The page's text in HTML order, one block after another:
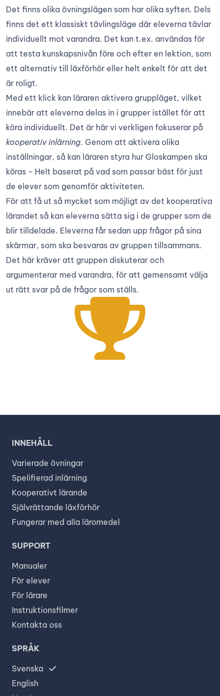
Det finns olika övningslägen som har olika syften. Dels
finns det ett klassiskt tävlingsläge där eleverna tävlar
individuellt mot varandra. Det kan t.ex. användas för
att testa kunskapsnivån före och efter en lektion, som
ett alternativ till läxförhör eller helt enkelt för att det
är roligt.
Med ett klick kan läraren aktivera gruppläget, vilket
innebär att eleverna delas in i grupper istället för att
köra individuellt. Det är här vi verkligen fokuserar på
kooperativ inlärning. Genom att aktivera olika
inställningar, så kan läraren styra hur Gloskampen ska
köras - Helt baserat på vad som passar bäst för just
de elever som genomför aktiviteten.
För att få ut så mycket som möjligt av det kooperativa
lärandet så kan eleverna sätta sig i de grupper som de
blir tilldelade. Eleverna får sedan upp frågor på sina
skärmar, som ska besvaras av gruppen tillsammans.
Det här kräver att gruppen diskuterar och
argumenterar med varandra, för att gemensamt välja
ut rätt svar på de frågor som ställs.
INNEHÅLL
Varierade övningar
Spelifierad inlärning
Kooperativt lärande
Självrättande läxförhör
Fungerar med alla läromedel
SUPPORT
Manualer
För elever
För lärare
Instruktionsfilmer
Kontakta oss
SPRÅK
Svenska
English